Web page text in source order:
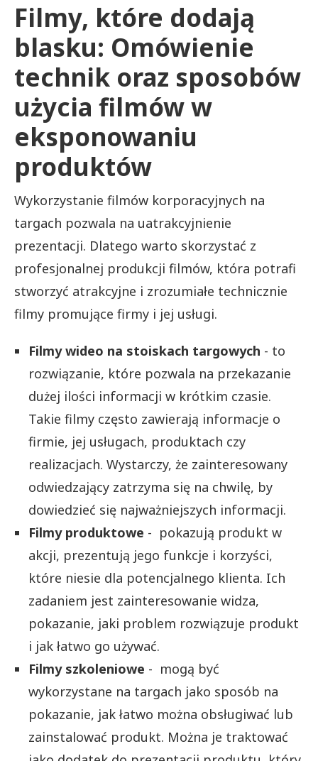
Filmy, które dodają
blasku: Omówienie
technik oraz sposobów
użycia filmów w
eksponowaniu
produktów
Wykorzystanie filmów korporacyjnych na
targach pozwala na uatrakcyjnienie
prezentacji. Dlatego warto skorzystać z
profesjonalnej produkcji filmów, która potrafi
stworzyć atrakcyjne i zrozumiałe technicznie
filmy promujące firmy i jej usługi.
Filmy wideo na stoiskach targowych - to
rozwiązanie, które pozwala na przekazanie
dużej ilości informacji w krótkim czasie.
Takie filmy często zawierają informacje o
firmie, jej usługach, produktach czy
realizacjach. Wystarczy, że zainteresowany
odwiedzający zatrzyma się na chwilę, by
dowiedzieć się najważniejszych informacji.
Filmy produktowe - pokazują produkt w
akcji, prezentują jego funkcje i korzyści,
które niesie dla potencjalnego klienta. Ich
zadaniem jest zainteresowanie widza,
pokazanie, jaki problem rozwiązuje produkt
i jak łatwo go używać.
Filmy szkoleniowe - mogą być
wykorzystane na targach jako sposób na
pokazanie, jak łatwo można obsługiwać lub
zainstalować produkt. Można je traktować